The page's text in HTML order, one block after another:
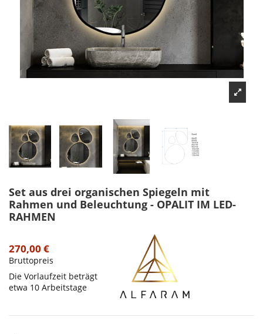
Set aus drei organischen Spiegeln mit
Rahmen und Beleuchtung - OPALIT IM LED-
RAHMEN
270,00 €
Bruttopreis
Die Vorlaufzeit beträgt
etwa 10 Arbeitstage